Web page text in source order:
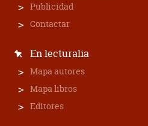
Publicidad
Contactar
En lecturalia
Mapa autores
Mapa libros
Editores